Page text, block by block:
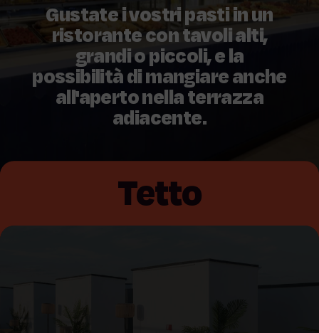
Gustate i vostri pasti in un
ristorante con tavoli alti,
grandi o piccoli, e la
possibilità di mangiare anche
all'aperto nella terrazza
adiacente.
Tetto